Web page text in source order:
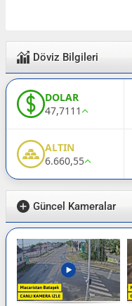
Döviz Bilgileri
DOLAR
47,7111
ALTIN
6.660,55
Güncel Kameralar